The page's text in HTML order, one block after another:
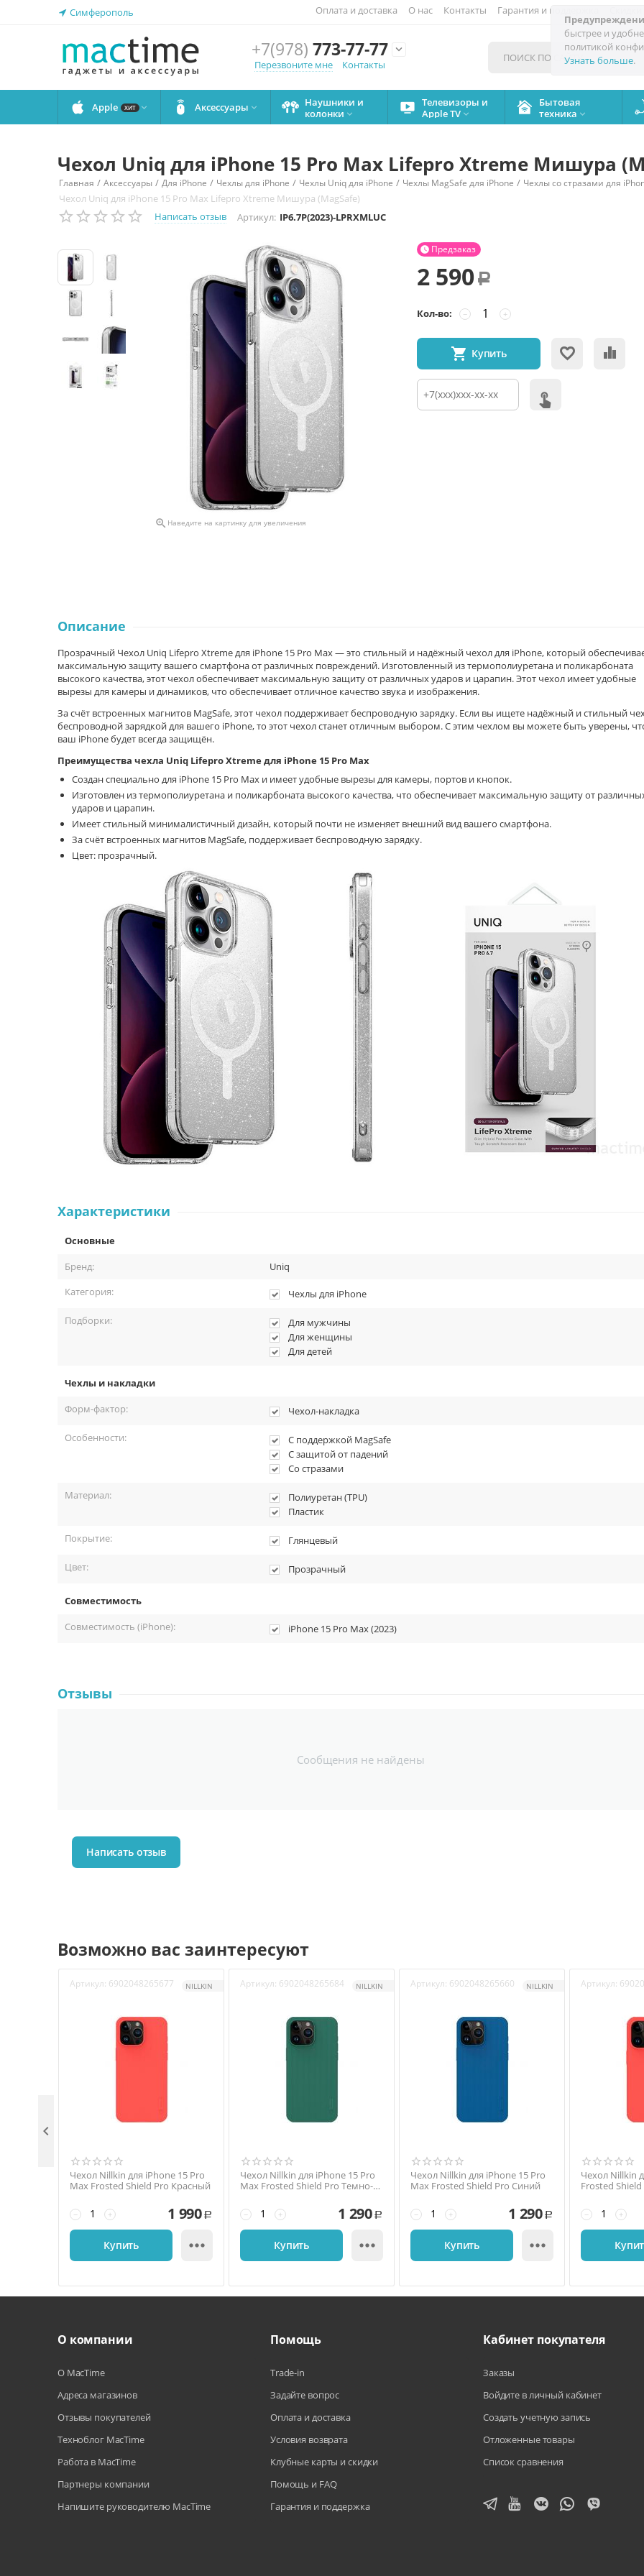
быстрее и
политикой
Узнать больше.
Симферополь Оплата и доставка О нас Контакты Гарантия и поддержка
+7(978) 773-77-77

Перезвоните мне
Контакты
Apple ХИТ  Аксессуары 
Наушники и
колонки 
Телевизоры и
Apple TV 
Бытовая
техника 
Чехол Uniq для iPhone 15 Pro Max Lifepro Xtreme Мишура
Главная / Аксессуары / Для iPhone / Чехлы для iPhone / Чехлы Uniq для iPhone / Чехлы MagSafe для iPhone / Чехлы со стразами для
Чехол Uniq для iPhone 15 Pro Max Lifepro Xtreme Мишура (MagSafe)
Написать отзыв
Артикул: IP6.7P(2023)-LPRXMLUC
 Наведите на картинку для увеличения
Предзаказ

2 590 Р
Кол-во: +
−
Купить
Описание
Прозрачный Чехол Uniq Lifepro Xtreme для iPhone 15 Pro Max — это стильный и надёжный чехол для iPhone, который
максимальную защиту вашего смартфона от различных повреждений. Изготовленный из термополиуретана и поликарбоната
высокого качества, этот чехол обеспечивает максимальную защиту от различных ударов и царапин. Этот чехол имеет удобные
вырезы для камеры и динамиков, что обеспечивает отличное качество звука и изображения.
За счёт встроенных магнитов MagSafe, этот чехол поддерживает беспроводную зарядку. Если вы ищете надёжный и стильный
беспроводной зарядкой для вашего iPhone, то этот чехол станет отличным выбором. С этим чехлом вы можете быть уверены,
ваш iPhone будет всегда защищён.
Преимущества чехла Uniq Lifepro Xtreme для iPhone 15 Pro Max
Создан специально для iPhone 15 Pro Max и имеет удобные вырезы для камеры, портов и кнопок.
Изготовлен из термополиуретана и поликарбоната высокого качества, что обеспечивает максимальную защиту от
ударов и царапин.
Имеет стильный минималистичный дизайн, который почти не изменяет внешний вид вашего смартфона.
За счёт встроенных магнитов MagSafe, поддерживает беспроводную зарядку.
Цвет: прозрачный.
Характеристики
Основные
Бренд:
Uniq
Категория:
Чехлы для iPhone
Подборки:
Для мужчины
Для женщины
Для детей
Чехлы и накладки
Форм-фактор:
Чехол-накладка
Особенности:
С поддержкой MagSafe
С защитой от падений
Со стразами
Материал:
Полиуретан (TPU)
Пластик
Покрытие: Глянцевый
Цвет: Прозрачный
Совместимость
Совместимость (iPhone):
iPhone 15 Pro Max (2023)
Отзывы
Сообщения не найдены
Написать отзыв
Возможно вас заинтересуют
Артикул: 6902048265677 NILLKIN
Чехол Nillkin для iPhone 15 Pro
Max Frosted Shield Pro Красный
+
− 1 990 Р
Купить 
Артикул: 6902048265684 NILLKIN
Чехол Nillkin для iPhone 15 Pro
Max Frosted Shield Pro Темно-
+
− 1 290 Р
Купить 
Артикул: 6902048265660 NILLKIN
Чехол Nillkin для iPhone 15 Pro
Max Frosted Shield Pro Синий
+
− 1 290 Р
Купить 
Артикул:
Чехол Nillkin
Frosted
+
−

О компании
О MacTime
Адреса магазинов
Отзывы покупателей
Техноблог MacTime
Работа в MacTime
Партнеры компании
Напишите руководителю MacTime
Помощь
Trade-in
Задайте вопрос
Оплата и доставка
Условия возврата
Клубные карты и скидки
Помощь и FAQ
Гарантия и поддержка
Кабинет покупателя
Заказы
Войдите в личный кабинет
Создать учетную запись
Отложенные товары
Список сравнения